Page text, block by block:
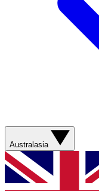
Australasia